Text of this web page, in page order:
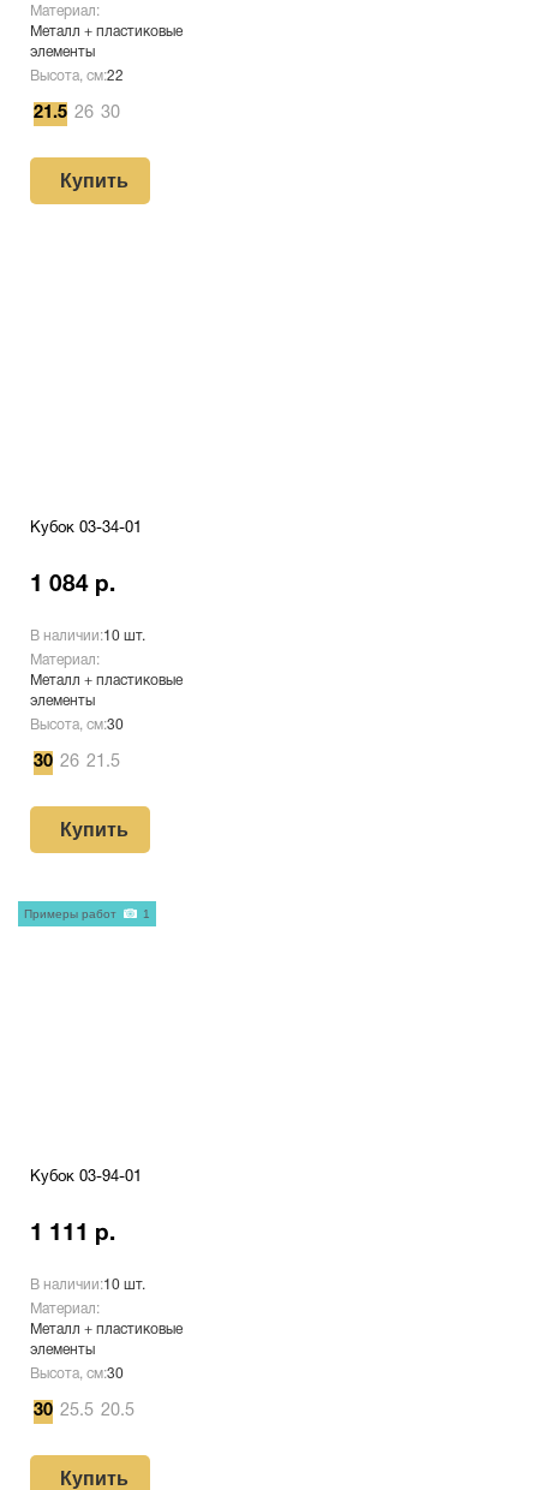
Материал:
Металл + пластиковые
элементы
Высота, см:22
21.5 26 30
Купить
Кубок 03-34-01
1 084 р.
В наличии:10 шт.
Материал:
Металл + пластиковые
элементы
Высота, см:30
30 26 21.5
Купить
Кубок 03-94-01
1 111 р.
В наличии:10 шт.
Материал:
Металл + пластиковые
элементы
Высота, см:30
30 25.5 20.5
Купить
Примеры работ 1